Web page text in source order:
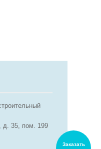
д. 35, пом. 199
Заказать